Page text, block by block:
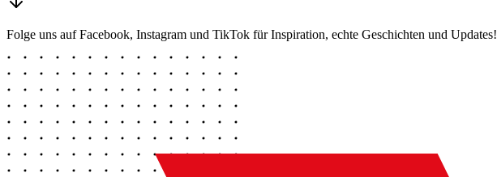
Folge uns auf Facebook, Instagram und TikTok für Inspiration, echte Geschichten und Updates!